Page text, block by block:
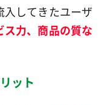
してきたユーザ
ス力、商品の質な
ット